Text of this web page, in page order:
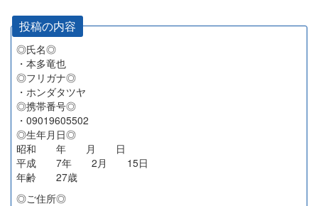
投稿の内容
◎氏名◎
・本多竜也
◎フリガナ◎
・ホンダタツヤ
◎携帯番号◎
・09019605502
◎生年月日◎
昭和 年 月 日
平成 7年 2月 15日
年齢 27歳
◎ご住所◎